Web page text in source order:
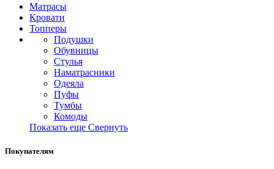
Матрасы
Кровати
Топперы
Подушки
Обувницы
Стулья
Наматрасники
Одеяла
Пуфы
Тумбы
Комоды
Показать еще Свернуть
Покупателям